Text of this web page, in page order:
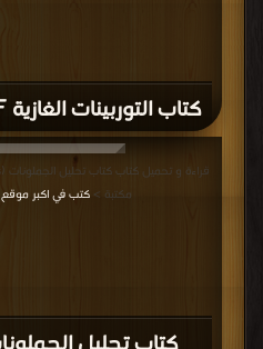
كتاب التوربينات الغازية Gas Turbines PDF
مكتبة > كتب في اكبر موقع